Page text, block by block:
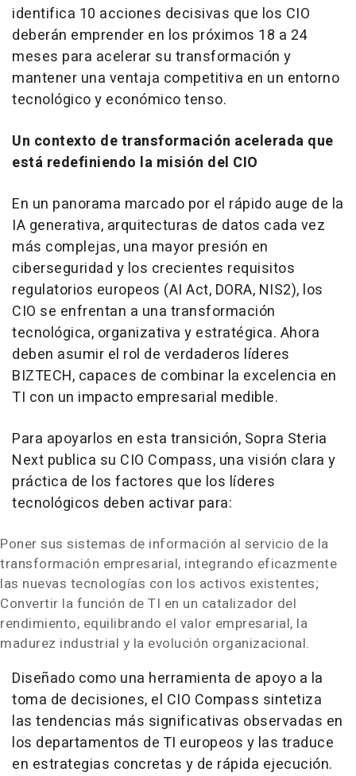
identifica 10 acciones decisivas que los CIO
deberán emprender en los próximos 18 a 24
meses para acelerar su transformación y
mantener una ventaja competitiva en un entorno
tecnológico y económico tenso.
Un contexto de transformación acelerada que
está redefiniendo la misión del CIO
En un panorama marcado por el rápido auge de la
IA generativa, arquitecturas de datos cada vez
más complejas, una mayor presión en
ciberseguridad y los crecientes requisitos
regulatorios europeos (AI Act, DORA, NIS2), los
CIO se enfrentan a una transformación
tecnológica, organizativa y estratégica. Ahora
deben asumir el rol de verdaderos líderes
BIZTECH, capaces de combinar la excelencia en
TI con un impacto empresarial medible.
Para apoyarlos en esta transición, Sopra Steria
Next publica su CIO Compass, una visión clara y
práctica de los factores que los líderes
tecnológicos deben activar para:
Poner sus sistemas de información al servicio de la
transformación empresarial, integrando eficazmente
las nuevas tecnologías con los activos existentes;
Convertir la función de TI en un catalizador del
rendimiento, equilibrando el valor empresarial, la
madurez industrial y la evolución organizacional.
Diseñado como una herramienta de apoyo a la
toma de decisiones, el CIO Compass sintetiza
las tendencias más significativas observadas en
los departamentos de TI europeos y las traduce
en estrategias concretas y de rápida ejecución.